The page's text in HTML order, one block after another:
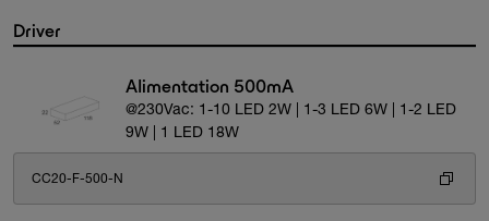
Driver
Alimentation 500mA
@230Vac: 1-10 LED 2W | 1-3 LED 6W | 1-2 LED
9W | 1 LED 18W
CC20-F-500-N